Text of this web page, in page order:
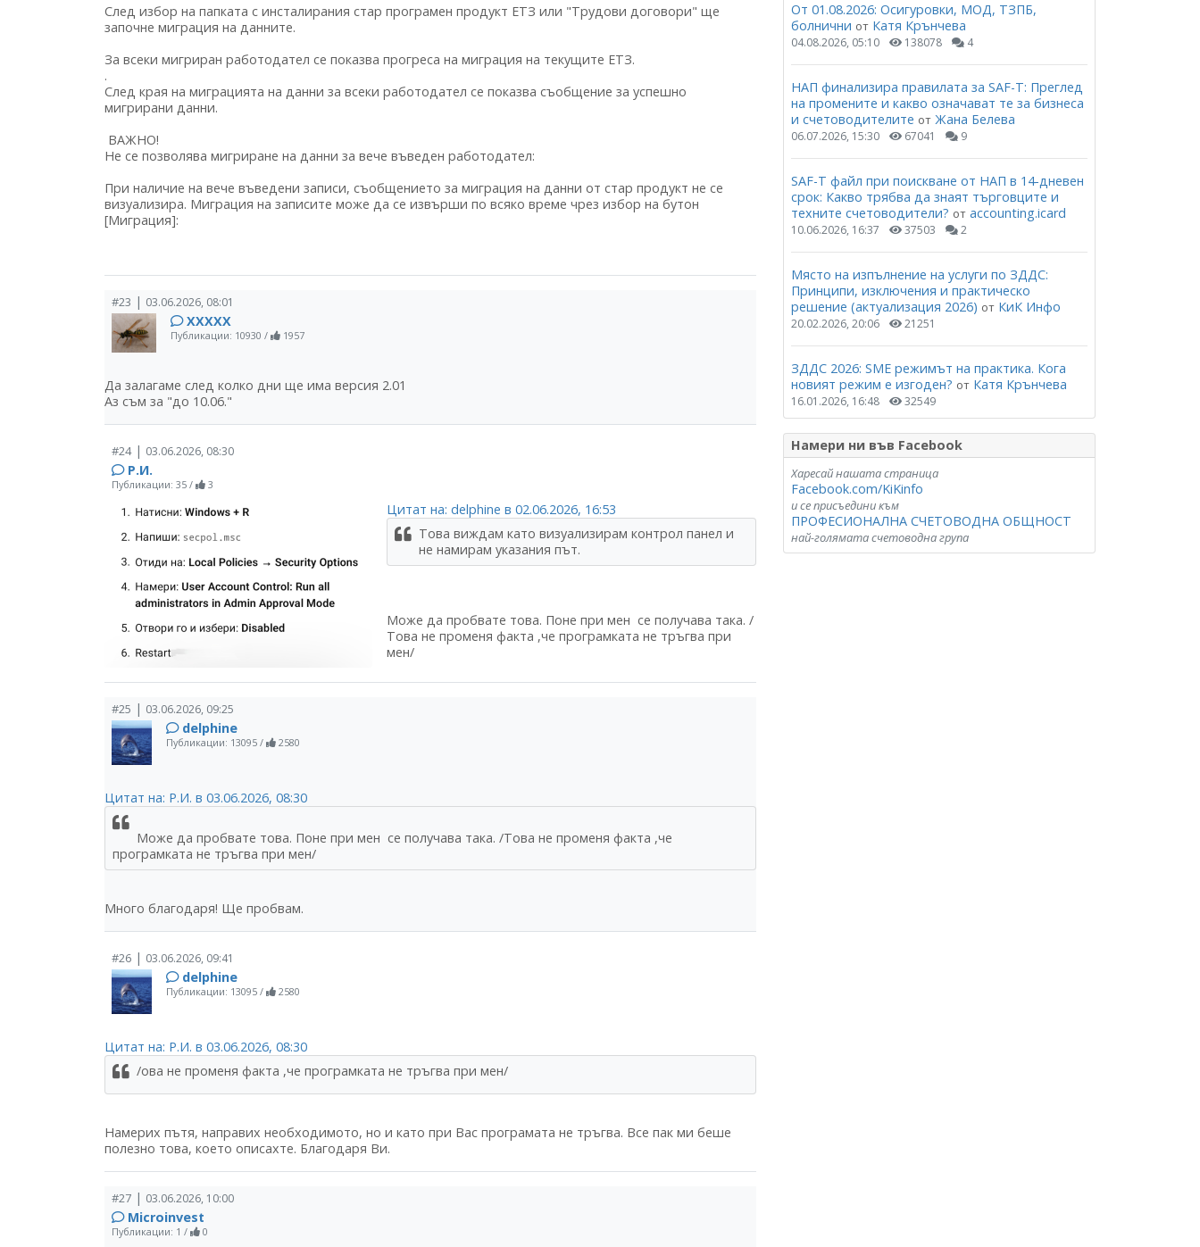
След избор на папката с инсталирания стар програмен продукт ЕТЗ или "Трудови договори" ще
започне миграция на данните.
За всеки мигриран работодател се показва прогреса на миграция на текущите ЕТЗ.
.
След края на миграцията на данни за всеки работодател се показва съобщение за успешно
мигрирани данни.
ВАЖНО!
Не се позволява мигриране на данни за вече въведен работодател:
При наличие на вече въведени записи, съобщението за миграция на данни от стар продукт не се
визуализира. Миграция на записите може да се извърши по всяко време чрез избор на бутон
[Миграция]:
#23 | 03.06.2026, 08:01
ХХХХХ
Публикации: 10930 / 1957
Да залагаме след колко дни ще има версия 2.01
Аз съм за "до 10.06."
#24| 03.06.2026, 08:30
Р.И.
Публикации: 35 / 3
Цитат на: delphine в 02.06.2026, 16:53
Това виждам като визуализирам контрол панел и
не намирам указания път.
Може да пробвате това. Поне при мен се получава така. /
Това не променя факта ,че програмката не тръгва при
мен/
#25 | 03.06.2026, 09:25
delphine
Публикации: 13095 / 2580
Цитат на: Р.И. в 03.06.2026, 08:30
Може да пробвате това. Поне при мен се получава така. /Това не променя факта ,че
програмката не тръгва при мен/
Много благодаря! Ще пробвам.
#26 | 03.06.2026, 09:41
delphine
Публикации: 13095 / 2580
Цитат на: Р.И. в 03.06.2026, 08:30
/ова не променя факта ,че програмката не тръгва при мен/
Намерих пътя, направих необходимото, но и като при Вас програмата не тръгва. Все пак ми беше
полезно това, което описахте. Благодаря Ви.
#27 | 03.06.2026, 10:00
Microinvest
Публикации: 1 / 0
От 01.08.2026: Осигуровки, МОД, ТЗПБ,
болнични от Катя Крънчева
04.08.2026, 05:10 138078 4
НАП финализира правилата за SAF-T: Преглед
на промените и какво означават те за бизнеса
и счетоводителите от Жана Белева
06.07.2026, 15:30 67041 9
SAF-T файл при поискване от НАП в 14-дневен
срок: Какво трябва да знаят търговците и
техните счетоводители? от accounting.icard
10.06.2026, 16:37 37503 2
Място на изпълнение на услуги по ЗДДС:
Принципи, изключения и практическо
решение (актуализация 2026) от КиК Инфо
20.02.2026, 20:06 21251
ЗДДС 2026: SME режимът на практика. Кога
новият режим е изгоден? от Катя Крънчева
16.01.2026, 16:48 32549
Намери ни във Facebook
Харесай нашата страница
Facebook.com/KiKinfo
и се присъедини към
ПРОФЕСИОНАЛНА СЧЕТОВОДНА ОБЩНОСТ
най-голямата счетоводна група